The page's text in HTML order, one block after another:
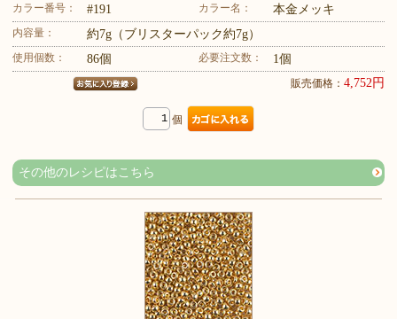
カラー番号： #191 カラー名： 本金メッキ
内容量： 約7g（ブリスターパック約7g）
使用個数： 86個 必要注文数： 1個
販売価格： 4,752円
個
その他のレシピはこちら